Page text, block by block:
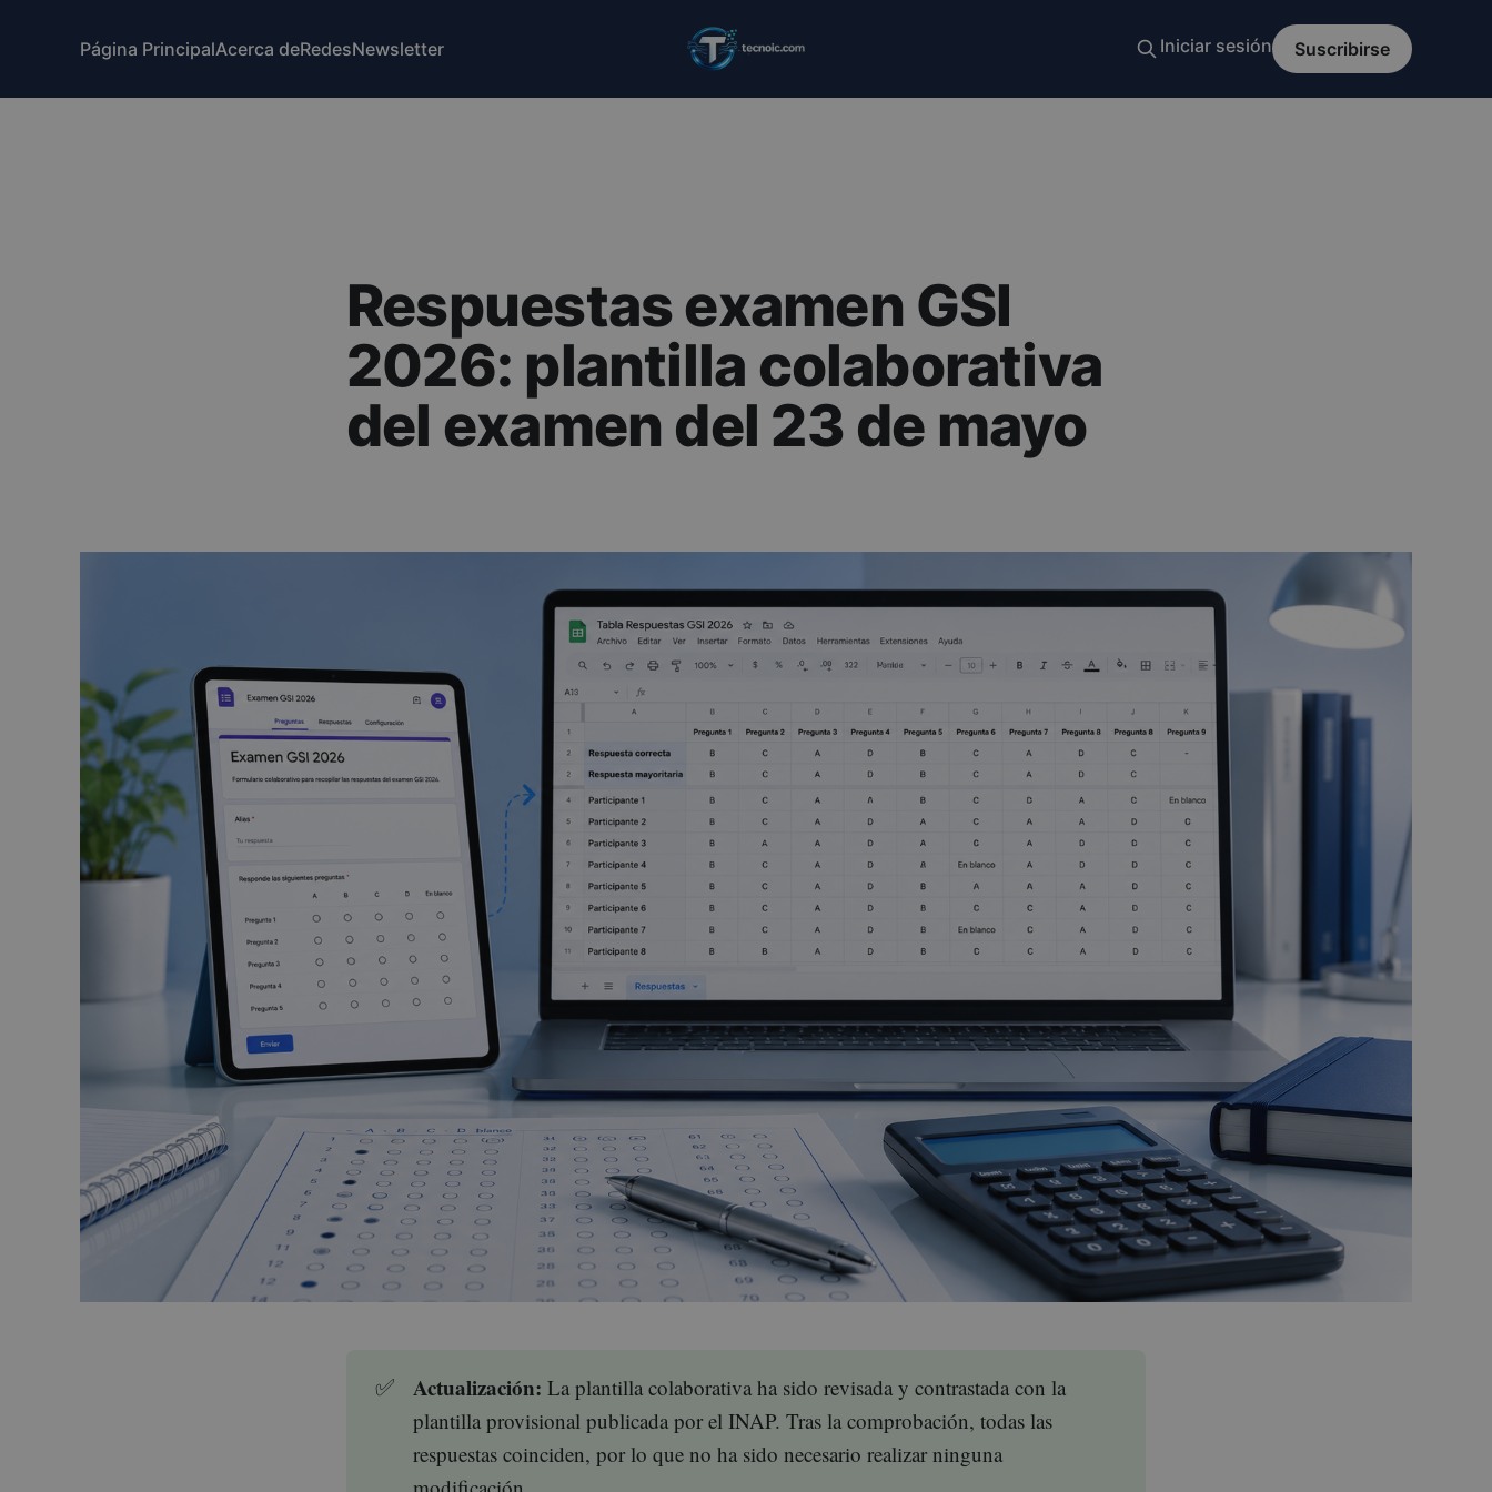
Página PrincipalAcerca deRedesNewsletter
Respuestas examen GSI
2026: plantilla colaborativa
del examen del 23 de mayo
✅ Actualización: La plantilla colaborativa ha sido revisada y contrastada con la
plantilla provisional publicada por el INAP. Tras la comprobación, todas las
respuestas coinciden, por lo que no ha sido necesario realizar ninguna